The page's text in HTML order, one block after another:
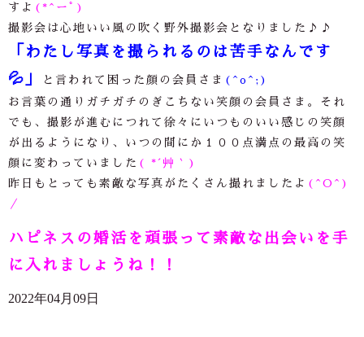
すよ (*^ーﾟ )
撮影会は心地いい風の吹く野外撮影会となりました ♪♪
「わたし写真を撮られるのは苦手なんです
💦 」 と言われて困った顔の会員さま (^o^;)
お言葉の通りガチガチのぎこちない笑顔の会員さま。それ
でも、撮影が進むにつれて徐々にいつものいい感じの笑顔
が出るようになり、いつの間にか１００点満点の最高の笑
顔に変わっていました ( *´艸｀)
昨日もとっても素敵な写真がたくさん撮れましたよ (^O^)
／
ハピネスの婚活を頑張って素敵な出会いを手
に入れましょうね！！
2022年04月09日